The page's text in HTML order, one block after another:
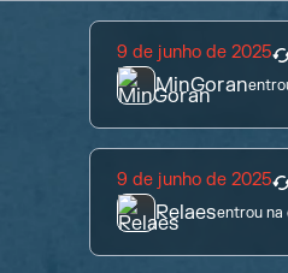
9 de junho de 2025
MinGoran
9 de junho de 2025
Relaesentrou na